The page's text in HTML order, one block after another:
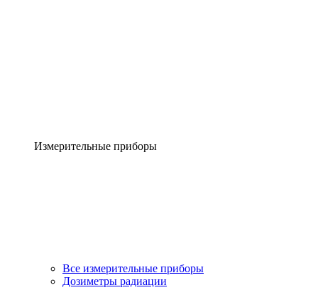
Измерительные приборы
Все измерительные приборы
Дозиметры радиации